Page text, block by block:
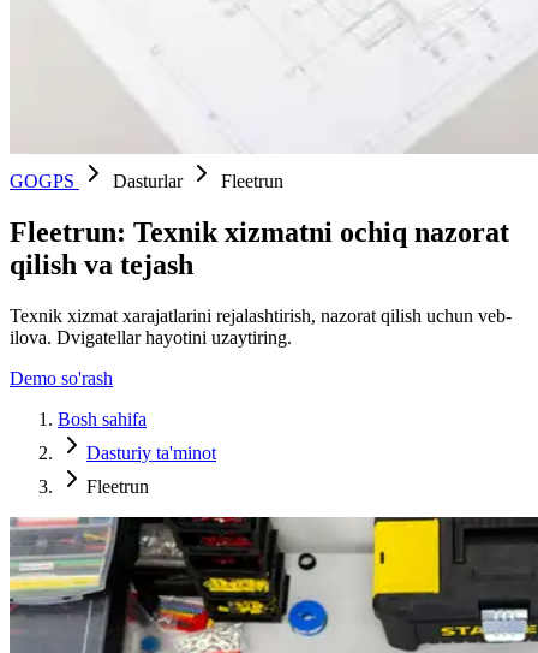
GOGPS Dasturlar Fleetrun
Fleetrun: Texnik xizmatni ochiq nazorat
qilish va tejash
Texnik xizmat xarajatlarini rejalashtirish, nazorat qilish uchun veb-
ilova. Dvigatellar hayotini uzaytiring.
Demo so'rash
Bosh sahifa
Dasturiy ta'minot
Fleetrun